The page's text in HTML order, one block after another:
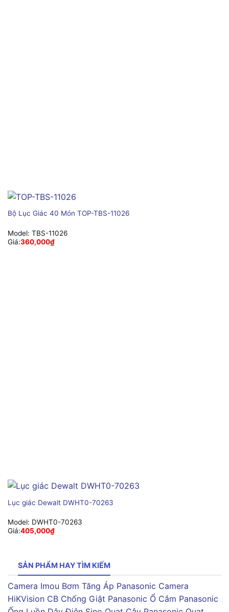
Bộ Lục Giác 40 Món TOP-TBS-11026
Model: TBS-11026
Giá:360,000₫
Lục giác Dewalt DWHT0-70263
Model: DWHT0-70263
Giá:405,000₫
SẢN PHẨM HAY TÌM KIẾM
Camera Imou Bơm Tăng Áp Panasonic Camera
HiKVision CB Chống Giật Panasonic Ổ Cắm Panasonic